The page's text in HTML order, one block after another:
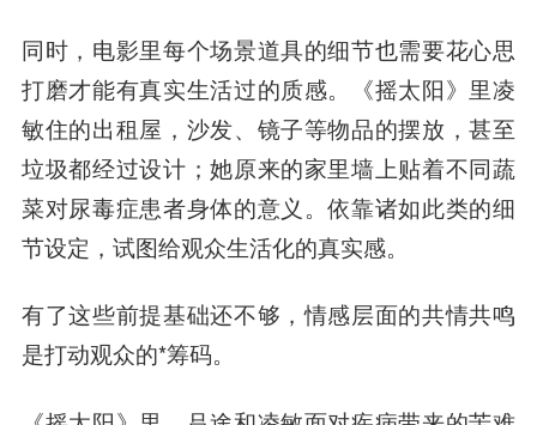
同时，电影里每个场景道具的细节也需要花心思
打磨才能有真实生活过的质感。《摇太阳》里凌
敏住的出租屋，沙发、镜子等物品的摆放，甚至
垃圾都经过设计；她原来的家里墙上贴着不同蔬
菜对尿毒症患者身体的意义。依靠诸如此类的细
节设定，试图给观众生活化的真实感。
有了这些前提基础还不够，情感层面的共情共鸣
是打动观众的*筹码。